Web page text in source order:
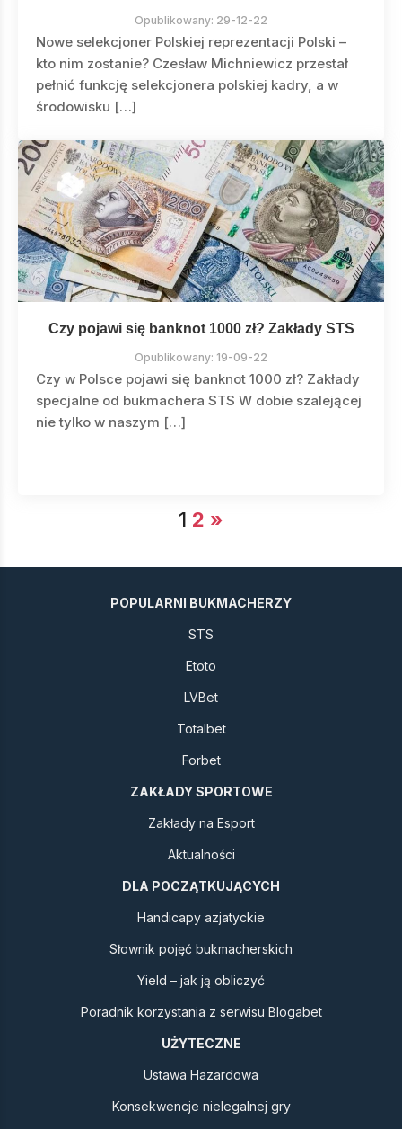
Opublikowany: 29-12-22
Nowe selekcjoner Polskiej reprezentacji Polski –
kto nim zostanie? Czesław Michniewicz przestał
pełnić funkcję selekcjonera polskiej kadry, a w
środowisku […]
Czy pojawi się banknot 1000 zł? Zakłady STS
Opublikowany: 19-09-22
Czy w Polsce pojawi się banknot 1000 zł? Zakłady
specjalne od bukmachera STS W dobie szalejącej
nie tylko w naszym […]
1 2 »
POPULARNI BUKMACHERZY
STS
Etoto
LVBet
Totalbet
Forbet
ZAKŁADY SPORTOWE
Zakłady na Esport
Aktualności
DLA POCZĄTKUJĄCYCH
Handicapy azjatyckie
Słownik pojęć bukmacherskich
Yield – jak ją obliczyć
Poradnik korzystania z serwisu Blogabet
UŻYTECZNE
Ustawa Hazardowa
Konsekwencje nielegalnej gry